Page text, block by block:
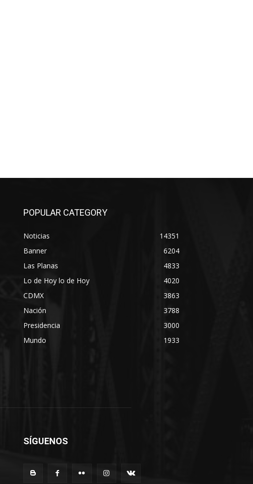
POPULAR CATEGORY
Noticias
14351
Banner
6204
Las Planas
4833
Lo de Hoy lo de Hoy
4020
CDMX
3863
Nación
3788
Presidencia
3000
Mundo
1933
SÍGUENOS